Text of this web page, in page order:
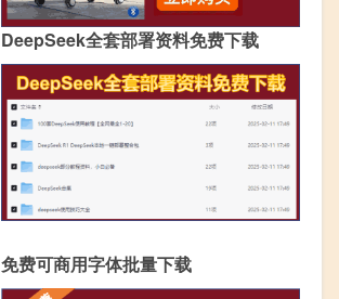
DeepSeek全套部署资料免费下载
免费可商用字体批量下载